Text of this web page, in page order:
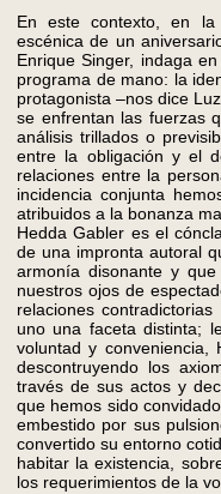
En este contexto, en la
escénica de un
Enrique Singer, indaga
programa de mano: la
protagonista –nos dice
se enfrentan las fuerzas
análisis trillados o
entre la obligación y el
relaciones entre la
incidencia conjunta
atribuidos a la bonanza
Hedda Gabler es el
de una impronta autoral
armonía disonante y
nuestros ojos de
relaciones
uno una faceta distinta;
voluntad y conveniencia,
descontruyendo los
través de sus actos y
que hemos sido
embestido por sus
convertido su entorno
habitar la existencia,
los requerimientos de la